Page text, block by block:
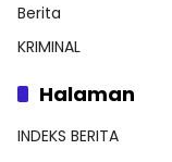
Berita
KRIMINAL
Halaman
INDEKS BERITA